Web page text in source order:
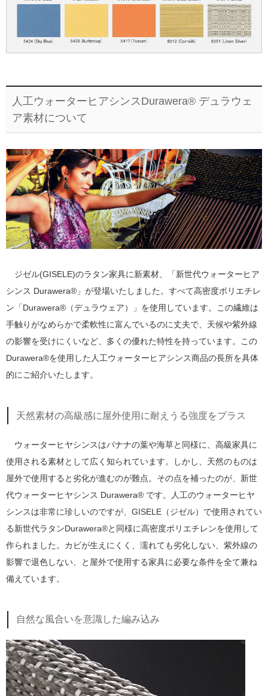
人工ウォーターヒアシンスDurawera® デュラウェ
ア素材について
ジゼル(GISELE)のラタン家具に新素材、「新世代ウォーターヒア
シンス Durawera®」が登場いたしました。すべて高密度ポリエチレ
ン「Durawera®（デュラウェア）」を使用しています。この繊維は
手触りがなめらかで柔軟性に富んでいるのに丈夫で、天候や紫外線
の影響を受けにくいなど、多くの優れた特性を持っています。この
Durawera®を使用した人工ウォーターヒアシンス商品の長所を具体
的にご紹介いたします。
天然素材の高級感に屋外使用に耐えうる強度をプラス
ウォーターヒヤシンスはバナナの葉や海草と同様に、高級家具に
使用される素材として広く知られています。しかし、天然のものは
屋外で使用すると劣化が進むのが難点。その点を補ったのが、新世
代ウォーターヒヤシンス Durawera® です。人工のウォーターヒヤ
シンスは非常に珍しいのですが、GISELE（ジゼル）で使用されてい
る新世代ラタンDurawera®と同様に高密度ポリエチレンを使用して
作られました。カビが生えにくく、濡れても劣化しない、紫外線の
影響で退色しない、と屋外で使用する家具に必要な条件を全て兼ね
備えています。
自然な風合いを意識した編み込み